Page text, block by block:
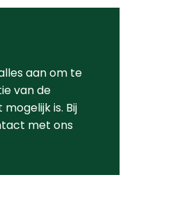
aan om te
van de
is. Bij
met ons